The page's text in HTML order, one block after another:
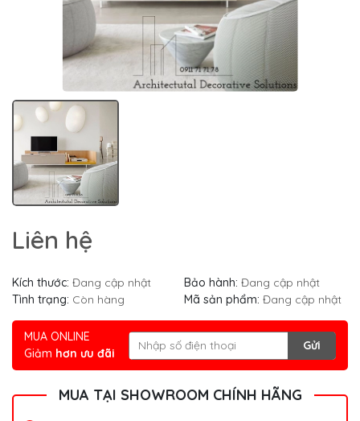
Liên hệ
Kích thước: Đang cập nhật Bảo hành: Đang cập nhật
Tình trạng: Còn hàng Mã sản phẩm: Đang cập nhật
MUA ONLINE
Giảm hơn ưu đãi
Gửi
MUA TẠI SHOWROOM CHÍNH HÃNG